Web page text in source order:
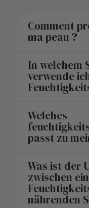
Comment
ma peau ?
In welchem
verwende
Welches
passt zu
Was ist der
zwischen
nährenden